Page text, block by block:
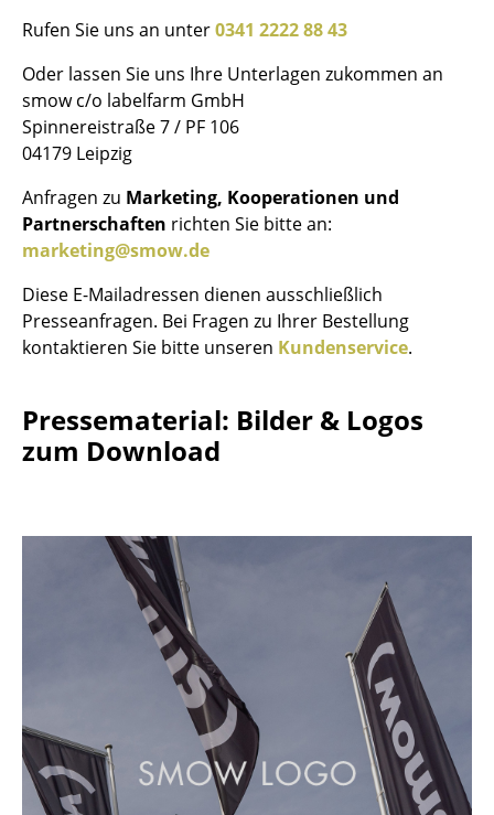
Schreibtischleuchten
Stehleuchten & Leseleuchten
Bodenleuchten
Wandleuchten
Akkuleuchten
Betten
Doppelbetten
Stapelbetten
Kinderbetten
Nachttische & Bettzubehör
Accessoires
Uhren
Rufen Sie uns an unter0341 2222 88 43
Oder lassen Sie uns Ihre Unterlagen zukommen an
smow c/o labelfarm GmbH
Spinnereistraße 7 / PF 106
04179 Leipzig
Anfragen zu Marketing, Kooperationen und
Partnerschaften richten Sie bitte an:
marketing@smow.de
Diese E-Mailadressen dienen ausschließlich
Presseanfragen. Bei Fragen zu Ihrer Bestellung
kontaktieren Sie bitte unseren Kundenservice.
Pressematerial: Bilder & Logos
zum Download